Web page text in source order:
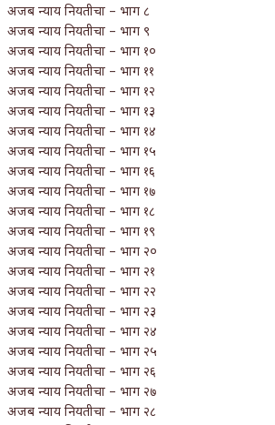
अजब न्याय नियतीचा – भाग ८
अजब न्याय नियतीचा – भाग ९
अजब न्याय नियतीचा – भाग १०
अजब न्याय नियतीचा – भाग ११
अजब न्याय नियतीचा – भाग १२
अजब न्याय नियतीचा – भाग १३
अजब न्याय नियतीचा – भाग १४
अजब न्याय नियतीचा – भाग १५
अजब न्याय नियतीचा – भाग १६
अजब न्याय नियतीचा – भाग १७
अजब न्याय नियतीचा – भाग १८
अजब न्याय नियतीचा – भाग १९
अजब न्याय नियतीचा – भाग २०
अजब न्याय नियतीचा – भाग २१
अजब न्याय नियतीचा – भाग २२
अजब न्याय नियतीचा – भाग २३
अजब न्याय नियतीचा – भाग २४
अजब न्याय नियतीचा – भाग २५
अजब न्याय नियतीचा – भाग २६
अजब न्याय नियतीचा – भाग २७
अजब न्याय नियतीचा – भाग २८